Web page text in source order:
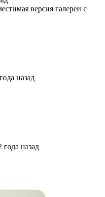
версия галереи с
назад
года назад